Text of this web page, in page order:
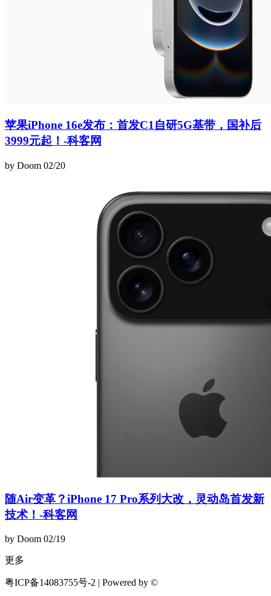
苹果iPhone 16e发布：首发C1自研5G基带，国补后
3999元起！-科客网
by Doom 02/20
随Air变革？iPhone 17 Pro系列大改，灵动岛首发新
技术！-科客网
by Doom 02/19
更多
粤ICP备14083755号-2 | Powered by ©